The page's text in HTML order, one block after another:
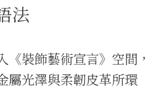
法
《裝飾藝術宣言》空間，
屬光澤與柔韌皮革所環